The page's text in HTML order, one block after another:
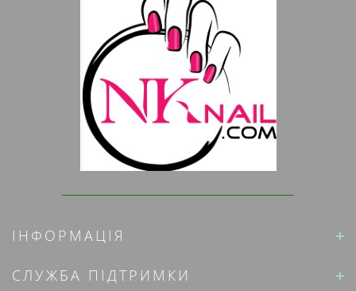
ІНФОРМАЦІЯ
СЛУЖБА ПІДТРИМКИ